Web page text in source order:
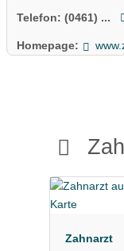
Telefon: (0461) ...
Homepage:
Zahnarzt